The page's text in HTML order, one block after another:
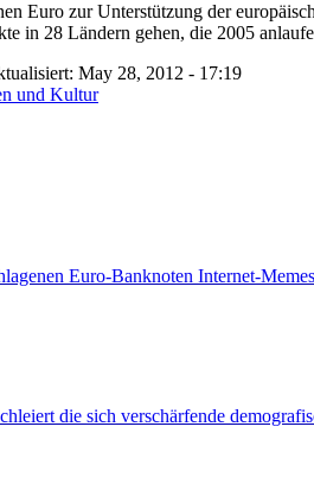
Euro zur Unterstützung der
in 28 Ländern gehen, die 2005
May 28, 2012 - 17:19
und Kultur
Euro-Banknoten Internet-Memes
die sich verschärfende